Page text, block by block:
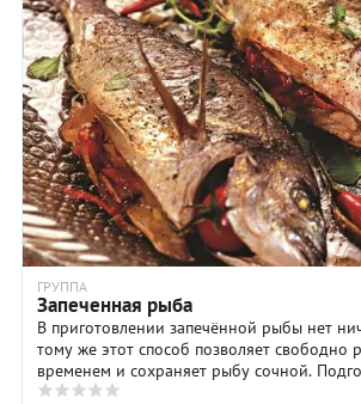
ГРУППА
Запеченная рыба
В приготовлении запечённой рыбы нет
тому же этот способ позволяет свободно
временем и сохраняет рыбу сочной.
запеканию не занимает много ...